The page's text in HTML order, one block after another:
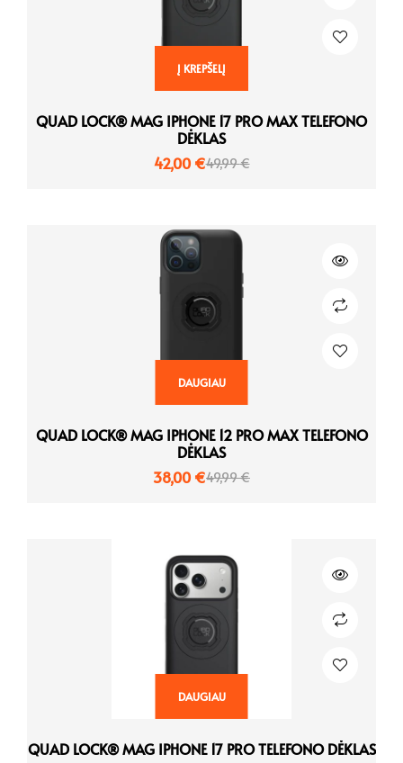
Į KREPŠELĮ
QUAD LOCK® MAG IPHONE 17 PRO MAX TELEFONO
DĖKLAS
49,99€
42,00 €
DAUGIAU
QUAD LOCK® MAG IPHONE 12 PRO MAX TELEFONO
DĖKLAS
49,99€
38,00 €
DAUGIAU
QUAD LOCK® MAG IPHONE 17 PRO TELEFONO DĖKLAS